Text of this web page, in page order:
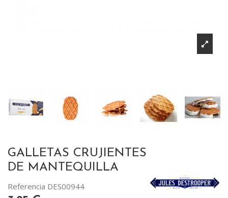
GALLETAS CRUJIENTES
DE MANTEQUILLA
Referencia DES00944